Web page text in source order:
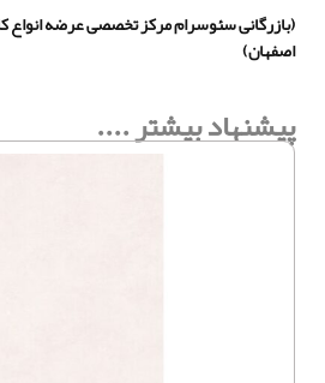
(بازرگانی سئوسرام مرکز تخصصی عرضه
اصفهان)
پیشنهاد بیشتر ....